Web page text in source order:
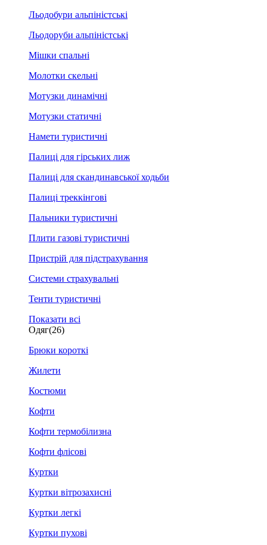
Льодобури альпіністські
Льодоруби альпіністські
Мішки спальні
Молотки скельні
Мотузки динамічні
Мотузки статичні
Намети туристичні
Палиці для гірських лиж
Палиці для скандинавської ходьби
Палиці треккінгові
Пальники туристичні
Плити газові туристичні
Пристрій для підстрахування
Системи страхувальні
Тенти туристичні
Показати всі
Одяг(26)
Брюки короткі
Жилети
Костюми
Кофти
Кофти термобілизна
Кофти флісові
Куртки
Куртки вітрозахисні
Куртки легкі
Куртки пухові